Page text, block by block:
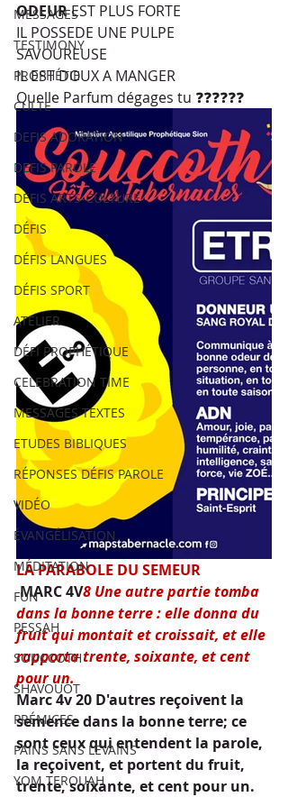
MESSAGES
TESTIMONY
PROPHÉTIE
CULTE
DEFIS ADORATION
DEFIS PAROLE
DEFIS ARTS-CULTURE
DÉFIS
DÉFIS LANGUES
DÉFIS SPORT
ATELIER
DÉFI PROPHÉTIQUE
CELEBRATION TIME
MESSAGES TEXTES
ETUDES BIBLIQUES
RÉPONSES DÉFIS PAROLE
VIDÉO
ÉVANGÉLISATION
MÉDITATION
FUN
PESSAH
SOUCCOTH
SHAVOUOT
PRÉMICES
PAINS SANS LEVAINS
YOM TEROUAH
ODEUR EST PLUS FORTE
IL POSSEDE UNE PULPE
SAVOUREUSE
IL EST DOUX A MANGER
Quelle Parfum dégages tu ❓❓❓❓❓❓
LA PARABOLE DU SEMEUR
MARC 4V8 Une autre partie tomba
dans la bonne terre : elle donna du
fruit qui montait et croissait, et elle
rapporta trente, soixante, et cent
pour un.
Marc 4v 20 D'autres reçoivent la
semence dans la bonne terre; ce
sont ceux qui entendent la parole,
la reçoivent, et portent du fruit,
trente, soixante, et cent pour un.